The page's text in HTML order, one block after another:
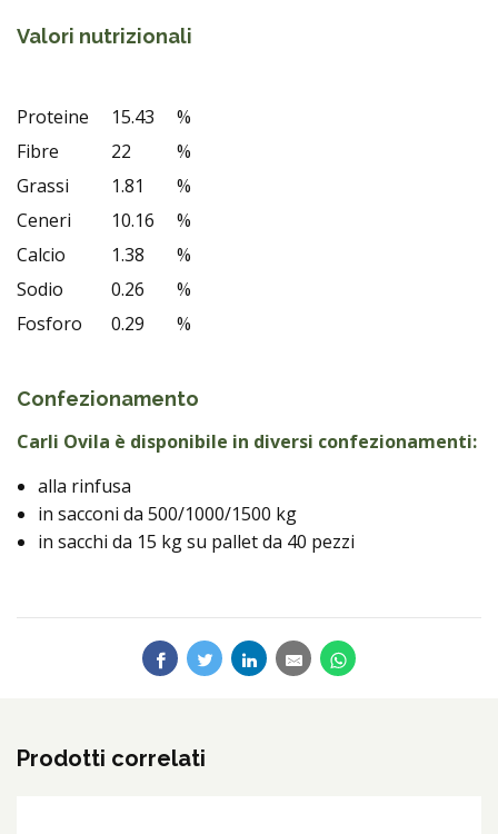
Valori nutrizionali
Proteine 15.43
%
Fibre
22
%
Grassi
1.81
%
Ceneri
10.16
%
Calcio
1.38
%
Sodio
0.26
%
Fosforo
0.29 %
Confezionamento
Carli Ovila è disponibile in diversi confezionamenti:
alla rinfusa
in sacconi da 500/1000/1500 kg
in sacchi da 15 kg su pallet da 40 pezzi
Prodotti correlati